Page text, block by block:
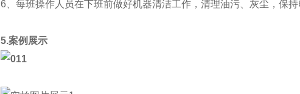
6、每班操作人员在下班前做好机器清洁工作，清理油污、灰尘，保持
5.案例展示